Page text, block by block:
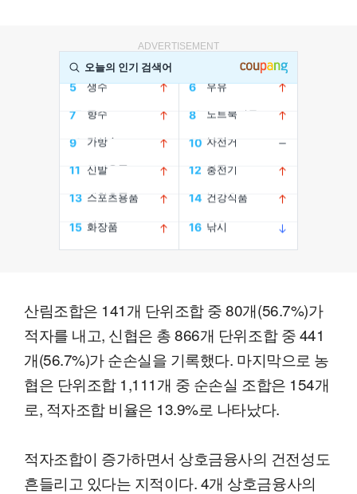
ADVERTISEMENT
산림조합은 141개 단위조합 중 80개(56.7%)가
적자를 내고, 신협은 총 866개 단위조합 중 441
개(56.7%)가 순손실을 기록했다. 마지막으로 농
협은 단위조합 1,111개 중 순손실 조합은 154개
로, 적자조합 비율은 13.9%로 나타났다.
적자조합이 증가하면서 상호금융사의 건전성도
흔들리고 있다는 지적이다. 4개 상호금융사의